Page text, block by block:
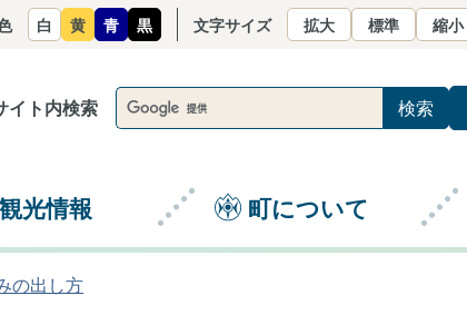
イト内検索
観光情報 町について
白 黄 青 黒 文字サイズ 拡大 標準 縮小
の出し方